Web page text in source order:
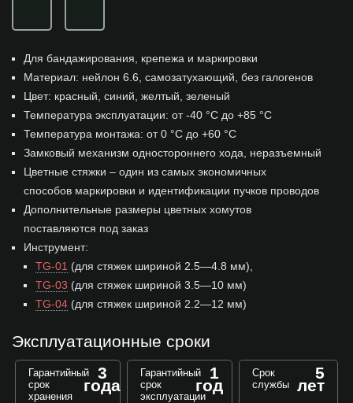
Для бандажирования, крепежа и маркировки
Материал: нейлон 6.6, самозатухающий, без галогенов
Цвет: красный, синий, желтый, зеленый
Температура эксплуатации: от -40 °С до +85 °С
Температура монтажа: от 0 °С до +60 °С
Замковый механизм одностороннего хода, неразъемный
Цветные стяжки – один из самых экономичных
способов маркировки и идентификации пучков проводов
Дополнительные размеры цветных хомутов
поставляются под заказ
Инструмент:
TG-01 (для стяжек шириной 2.5—4.8 мм),
TG-03 (для стяжек шириной 3.5—10 мм)
TG-04 (для стяжек шириной 2.2—12 мм)
Эксплуатационные сроки
Гарантийный
срок
хранения
3
года
Гарантийный
срок
эксплуатации
1
год
Срок
службы
5
лет